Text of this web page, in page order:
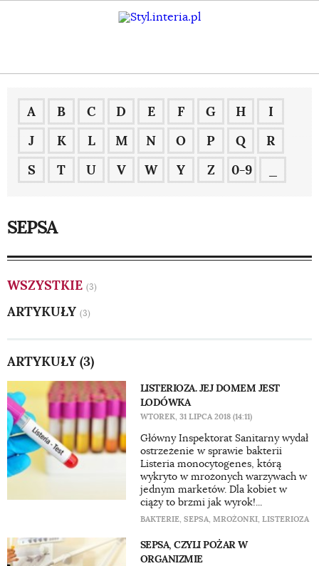
A B C D E F G H
I
J
K L M N O P Q
R
S
T U V W Y Z 0-9
SEPSA
WSZYSTKIE (3)
ARTYKUŁY (3)
ARTYKUŁY (3)
LISTERIOZA. JEJ DOMEM JEST
LODÓWKA
WTOREK, 31 LIPCA 2018 (14:11)
​Główny Inspektorat Sanitarny wydał
ostrzeżenie w sprawie bakterii
Listeria monocytogenes, którą
wykryto w mrożonych warzywach w
jednym marketów. Dla kobiet w
ciąży to brzmi jak wyrok!...
BAKTERIE, SEPSA, MROŻONKI, LISTERIOZA
SEPSA, CZYLI POŻAR W
ORGANIZMIE